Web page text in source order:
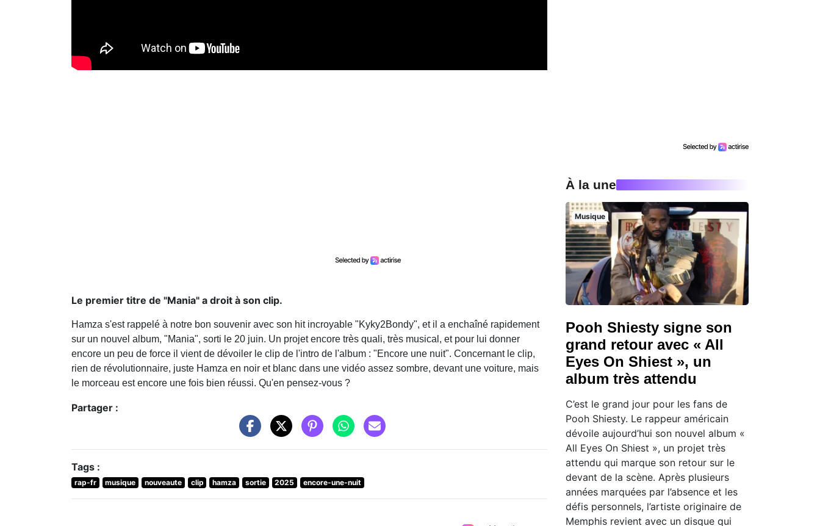
Le premier titre de "Mania" a droit à son clip.
Hamza s'est rappelé à notre bon souvenir avec son hit incroyable "Kyky2Bondy", et il a enchaîné rapidement
sur un nouvel album, "Mania", sorti le 20 juin. Un projet encore très quali, très musical, et pour lui donner
encore un peu de force il vient de dévoiler le clip de l'intro de l'album : "Encore une nuit". Concernant le clip,
rien de révolutionnaire, juste Hamza en noir et blanc dans une vidéo assez sombre, devant une voiture, mais
le morceau est encore une fois bien réussi. Qu'en pensez-vous ?
Partager :
Tags :
rap-fr musique nouveaute clip hamza sortie 2025 encore-une-nuit
À la une
Musique
Pooh Shiesty signe son
grand retour avec « All
Eyes On Shiest », un
album très attendu
C’est le grand jour pour les fans de
Pooh Shiesty. Le rappeur américain
dévoile aujourd’hui son nouvel album «
All Eyes On Shiest », un projet très
attendu qui marque son retour sur le
devant de la scène. Après plusieurs
années marquées par l’absence et les
défis personnels, l’artiste originaire de
Memphis revient avec un disque qui